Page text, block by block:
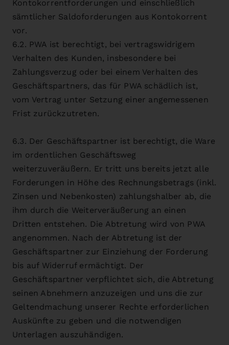
Kontokorrentforderungen und einschließlich
sämtlicher Saldoforderungen aus Kontokorrent
vor.
6.2. PWA ist berechtigt, bei vertragswidrigem
Verhalten des Kunden, insbesondere bei
Zahlungsverzug oder bei einem Verhalten des
Geschäftspartners, das für PWA schädlich ist,
vom Vertrag unter Setzung einer angemessenen
Frist zurückzutreten.
6.3. Der Geschäftspartner ist berechtigt, die Ware
im ordentlichen Geschäftsweg
weiterzuveräußern. Er tritt uns bereits jetzt alle
Forderungen in Höhe des Rechnungsbetrags (inkl.
Zinsen und Nebenkosten) zahlungshalber ab, die
ihm durch die Weiterveräußerung an einen
Dritten entstehen. Die Abtretung wird von PWA
angenommen. Nach der Abtretung ist der
Geschäftspartner zur Einziehung der Forderung
bis auf Widerruf ermächtigt. Der
Geschäftspartner verpflichtet sich, die Abtretung
seinen Abnehmern anzuzeigen und uns die zur
Geltendmachung unserer Rechte erforderlichen
Auskünfte zu geben und die notwendigen
Unterlagen auszuhändigen.